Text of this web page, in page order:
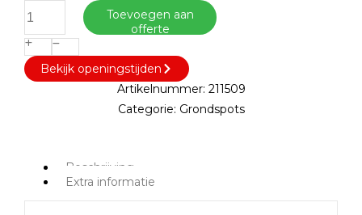
Toevoegen aan
offerte
Bekijk openingstijden
Artikelnummer: 211509
Categorie: Grondspots
Beschrijving
Extra informatie